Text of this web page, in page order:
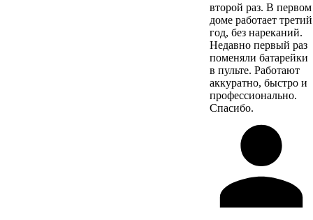
второй раз. В первом
доме работает третий
год, без нареканий.
Недавно первый раз
поменяли батарейки
в пульте. Работают
аккуратно, быстро и
профессионально.
Спасибо.